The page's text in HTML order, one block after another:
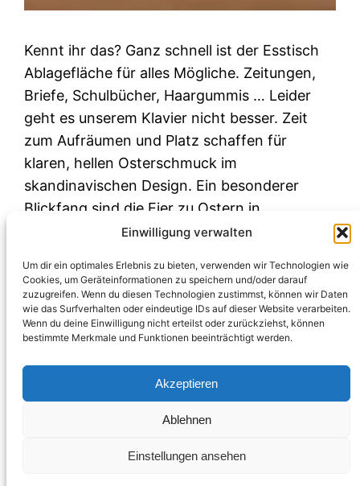
Einwilligung verwalten
Um dir ein optimales Erlebnis zu bieten, verwenden wir Technologien wie
Cookies, um Geräteinformationen zu speichern und/oder darauf
zuzugreifen. Wenn du diesen Technologien zustimmst, können wir Daten
wie das Surfverhalten oder eindeutige IDs auf dieser Website verarbeiten.
Wenn du deine Einwilligung nicht erteilst oder zurückziehst, können
bestimmte Merkmale und Funktionen beeinträchtigt werden.
Akzeptieren
Ablehnen
Einstellungen ansehen
Kennt ihr das? Ganz schnell ist der Esstisch
Ablagefläche für alles Mögliche. Zeitungen,
Briefe, Schulbücher, Haargummis … Leider
geht es unserem Klavier nicht besser. Zeit
zum Aufräumen und Platz schaffen für
klaren, hellen Osterschmuck im
skandinavischen Design. Ein besonderer
Blickfang sind die Eier zu Ostern in
Trendstreifen farblich abgestimmt auf die
März 30, 2017
Impressum & DatenschutzBlogabo